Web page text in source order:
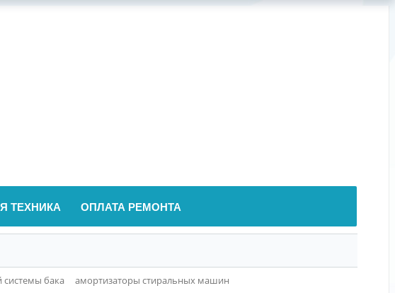
ТЕХНИКА ОПЛАТА РЕМОНТА
системы бака
амортизаторы стиральных машин